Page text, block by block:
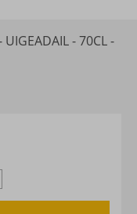
UIGEADAIL - 70CL -